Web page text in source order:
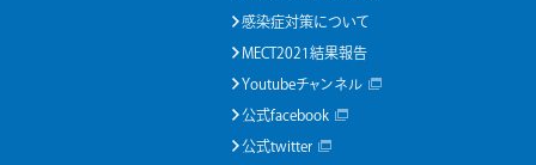
感染症対策について
MECT2021結果報告
Youtubeチャンネル
公式facebook
公式twitter